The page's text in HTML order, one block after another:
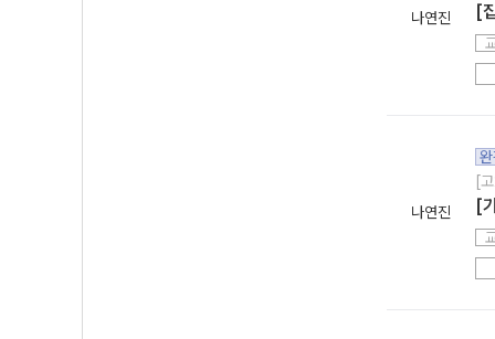
나연진 [
나연진
[
[